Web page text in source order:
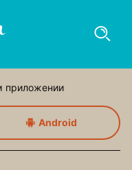
приложении
Android